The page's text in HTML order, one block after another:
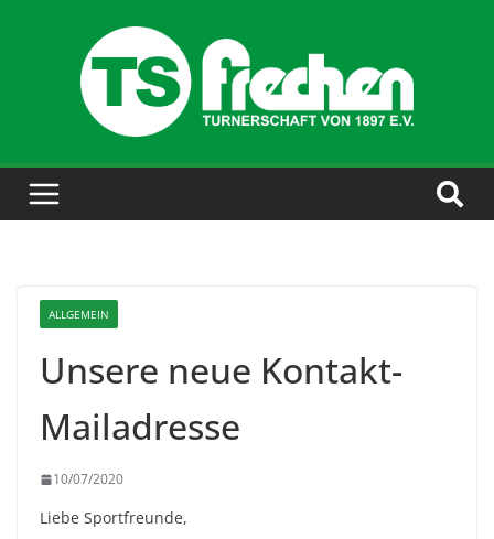
ALLGEMEIN
Unsere neue Kontakt-
Mailadresse
10/07/2020
Liebe Sportfreunde,